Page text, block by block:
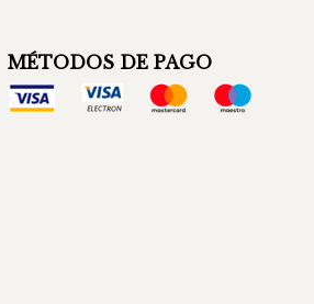
MÉTODOS DE PAGO